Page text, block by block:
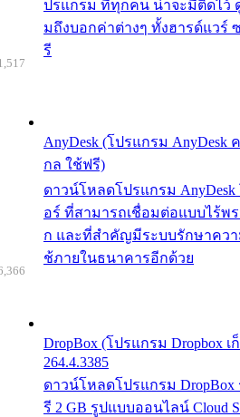
ปรแกรม ที่ทุกคน น่าจะมีติดไว้
มถึงบอกค่าต่างๆ ทั้งฮารด์แวร์
รี
AnyDesk (โปรแกรม
กล ใช้ฟรี)
ดาวน์โหลดโปรแกรม
อร์ ที่สามารถเชื่อมต่อแบบไร้พ
ก และที่สำคัญมีระบบรักษาคว
ช้ภายในธนาคารอีกด้วย
DropBox (โปรแกรม Dropbox
264.4.3385
ดาวน์โหลดโปรแกรม
รี 2 GB รูปแบบออนไลน์ Cloud